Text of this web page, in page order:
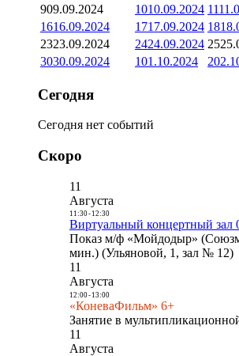
909.09.2024 1010.09.2024 11
1616.09.2024 1717.09.2024 18
2323.09.2024 2424.09.2024 25
3030.09.2024 101.10.2024 2
Сегодня
Сегодня нет событий
Скоро
11
Августа
11:30- 12:30
Виртуальный концертный зал
Показ м/ф «Мойдодыр»
мин.) (Ульяновой, 1, зал № 12)
11
Августа
12:00- 13:00
«КоневаФильм» 6+
Занятие в
11
Августа